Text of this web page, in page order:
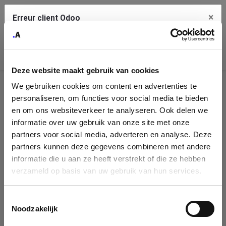
Deze website maakt gebruik van cookies
We gebruiken cookies om content en advertenties te
personaliseren, om functies voor social media te bieden
en om ons websiteverkeer te analyseren. Ook delen we
informatie over uw gebruik van onze site met onze
partners voor social media, adverteren en analyse. Deze
partners kunnen deze gegevens combineren met andere
informatie die u aan ze heeft verstrekt of die ze hebben
verzameld op basis van uw gebruik van hun services.
Noodzakelijk
Identification
de
l'entreprise
Please fill in your company details
form. If you don't find your company in our database, you can create
a new company record with the button below.
Erreur client Odoo ×
Une erreur s'est produite
Utilisez le bouton Copier pour reporter cette erreur à votre
service de support.
Voir les détails
Ok